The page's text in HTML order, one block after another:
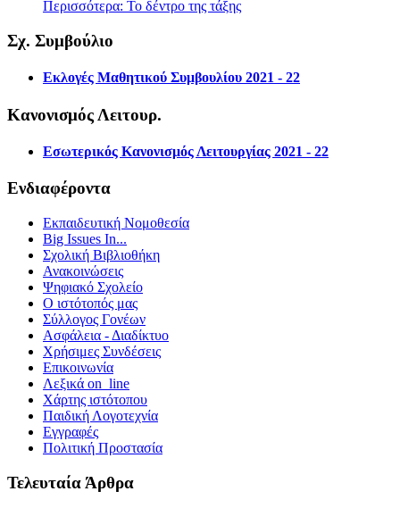
Περισσότερα: Το δέντρο της τάξης
Σχ. Συμβούλιο
Εκλογές Μαθητικού Συμβουλίου 2021 - 22
Κανονισμός Λειτουρ.
Εσωτερικός Κανονισμός Λειτουργίας 2021 - 22
Ενδιαφέροντα
Εκπαιδευτική Νομοθεσία
Big Issues In...
Σχολική Βιβλιοθήκη
Ανακοινώσεις
Ψηφιακό Σχολείο
Ο ιστότοπός μας
Σύλλογος Γονέων
Ασφάλεια - Διαδίκτυο
Χρήσιμες Συνδέσεις
Επικοινωνία
Λεξικά on_line
Χάρτης ιστότοπου
Παιδική Λογοτεχνία
Εγγραφές
Πολιτική Προστασία
Τελευταία Άρθρα